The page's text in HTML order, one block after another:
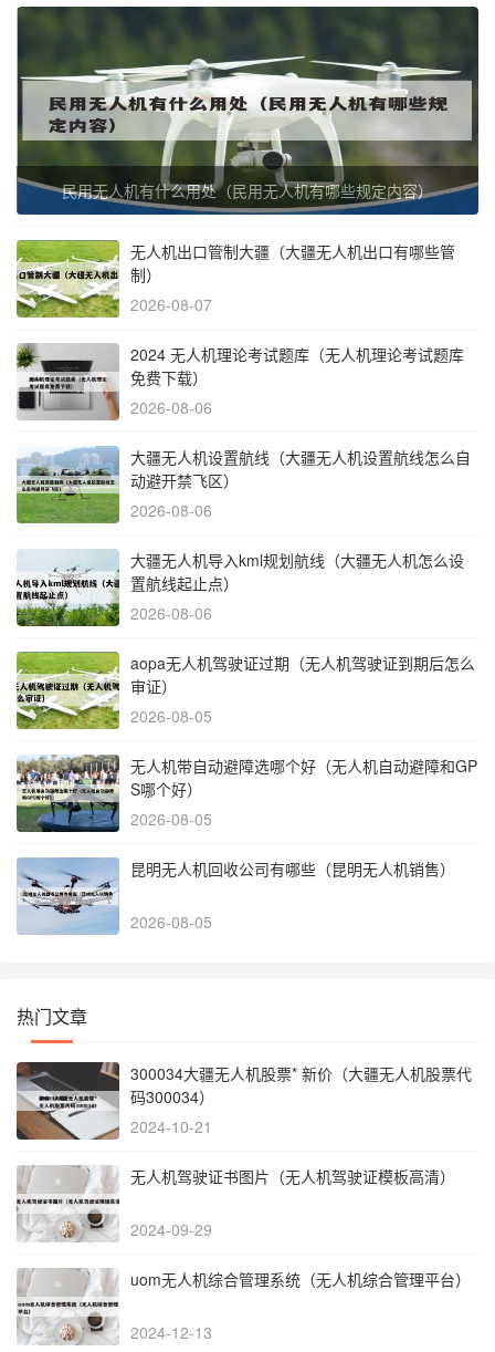
民用无人机有什么用处（民用无人机有哪些规定内容）
无人机出口管制大疆（大疆无人机出口有哪些管
制）
2026-08-07
2024 无人机理论考试题库（无人机理论考试题库
免费下载）
2026-08-06
大疆无人机设置航线（大疆无人机设置航线怎么自
动避开禁飞区）
2026-08-06
大疆无人机导入kml规划航线（大疆无人机怎么设
置航线起止点）
2026-08-06
aopa无人机驾驶证过期（无人机驾驶证到期后怎么
审证）
2026-08-05
无人机带自动避障选哪个好（无人机自动避障和GP
S哪个好）
2026-08-05
昆明无人机回收公司有哪些（昆明无人机销售）
2026-08-05
热门文章
300034大疆无人机股票* 新价（大疆无人机股票代
码300034）
2024-10-21
无人机驾驶证书图片（无人机驾驶证模板高清）
2024-09-29
uom无人机综合管理系统（无人机综合管理平台）
2024-12-13